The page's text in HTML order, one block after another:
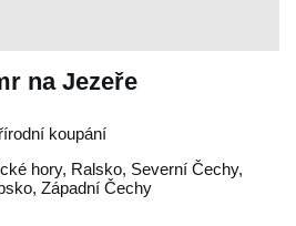
na Jezeře
koupání
hory, Ralsko, Severní Čechy,
, Západní Čechy